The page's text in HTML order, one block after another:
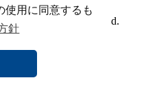
使用に同意するも
針
Ltd. All rights reserved.